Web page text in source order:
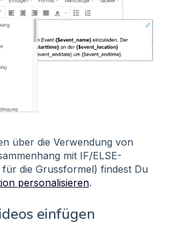
über die Verwendung von
mit IF/ELSE-
für die Grussformel) findest Du
personalisieren.
einfügen